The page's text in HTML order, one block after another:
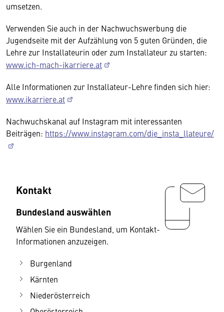
umsetzen.
Verwenden Sie auch in der Nachwuchswerbung die
Jugendseite mit der Aufzählung von 5 guten Gründen, die
Lehre zur Installateurin oder zum Installateur zu starten:
www.ich-mach-ikarriere.at
Alle Informationen zur Installateur-Lehre finden sich hier:
www.ikarriere.at
Nachwuchskanal auf Instagram mit interessanten
Beiträgen: https://www.instagram.com/die_insta_llateure/
Kontakt
Bundesland auswählen
Wählen Sie ein Bundesland, um Kontakt-
Informationen anzuzeigen.
Burgenland
Kärnten
Niederösterreich